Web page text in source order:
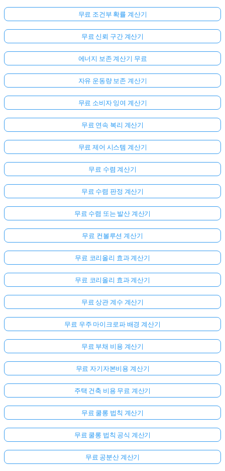
무료 조건부 확률 계산기
무료 신뢰 구간 계산기
에너지 보존 계산기 무료
자유 운동량 보존 계산기
무료 소비자 잉여 계산기
무료 연속 복리 계산기
무료 제어 시스템 계산기
무료 수렴 계산기
무료 수렴 판정 계산기
무료 수렴 또는 발산 계산기
무료 컨볼루션 계산기
무료 코리올리 효과 계산기
무료 코리올리 효과 계산기
무료 상관 계수 계산기
무료 우주 마이크로파 배경 계산기
무료 부채 비용 계산기
무료 자기자본비용 계산기
주택 건축 비용 무료 계산기
무료 쿨롱 법칙 계산기
무료 쿨롱 법칙 공식 계산기
무료 공분산 계산기